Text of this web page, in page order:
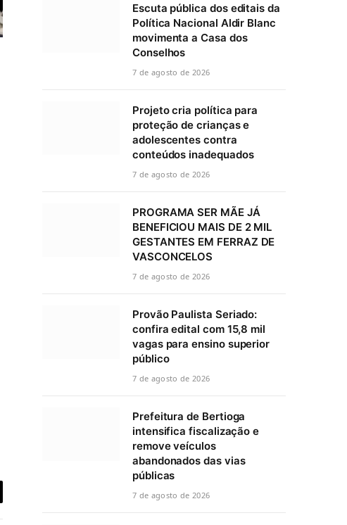
Escuta pública dos editais da
Política Nacional Aldir Blanc
movimenta a Casa dos
Conselhos
7 de agosto de 2026
Projeto cria política para
proteção de crianças e
adolescentes contra
conteúdos inadequados
7 de agosto de 2026
PROGRAMA SER MÃE JÁ
BENEFICIOU MAIS DE 2 MIL
GESTANTES EM FERRAZ DE
VASCONCELOS
7 de agosto de 2026
Provão Paulista Seriado:
confira edital com 15,8 mil
vagas para ensino superior
público
7 de agosto de 2026
Prefeitura de Bertioga
intensifica fiscalização e
remove veículos
abandonados das vias
públicas
7 de agosto de 2026